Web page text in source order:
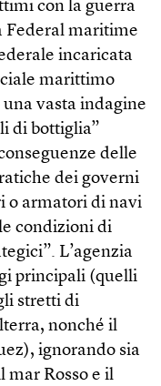
con la guerra
Federal maritime
incaricata
marittimo
vasta indagine
di bottiglia”
delle
dei governi
o armatori di navi
condizioni di
L’agenzia
principali (quelli
stretti di
nonché il
ignorando sia
mar Rosso e il